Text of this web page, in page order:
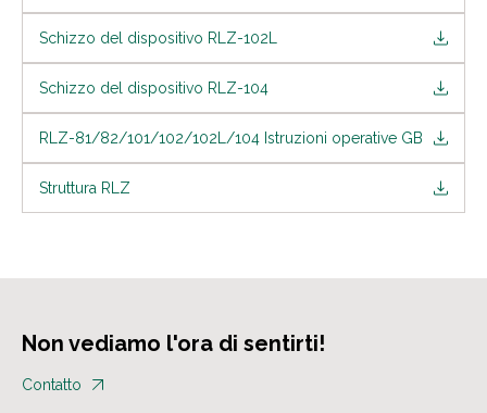
Schizzo del dispositivo RLZ-102L
Schizzo del dispositivo RLZ-104
RLZ-81/82/101/102/102L/104 Istruzioni operative GB
Struttura RLZ
Non vediamo l'ora di sentirti!
Contatto